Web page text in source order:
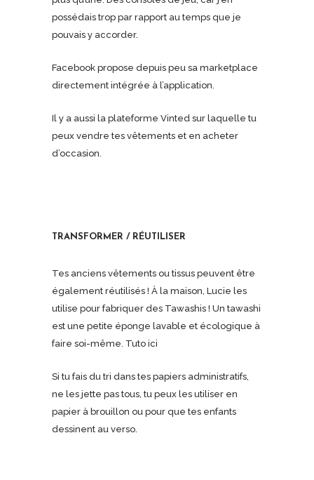
possédais trop par rapport au temps que je
pouvais y accorder.
Facebook propose depuis peu sa marketplace
directement intégrée à l’application.
Il y a aussi la plateforme Vinted sur laquelle tu
peux vendre tes vêtements et en acheter
d’occasion.
TRANSFORMER / RÉUTILISER
Tes anciens vêtements ou tissus peuvent être
également réutilisés ! À la maison, Lucie les
utilise pour fabriquer des Tawashis ! Un tawashi
est une petite éponge lavable et écologique à
faire soi-même. Tuto ici
Si tu fais du tri dans tes papiers administratifs,
ne les jette pas tous, tu peux les utiliser en
papier à brouillon ou pour que tes enfants
dessinent au verso.